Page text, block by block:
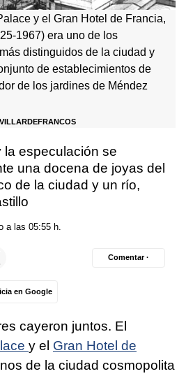
y el Gran Hotel de Francia,
1967) era uno de los
distinguidos de la ciudad y
de establecimientos de
de los jardines de Méndez
la especulación se
una docena de joyas del
de la ciudad y un río,
a las 05:55 h.
en Google
Comentar ·
cayeron juntos. El
y el Gran Hotel de
de la ciudad cosmopolita